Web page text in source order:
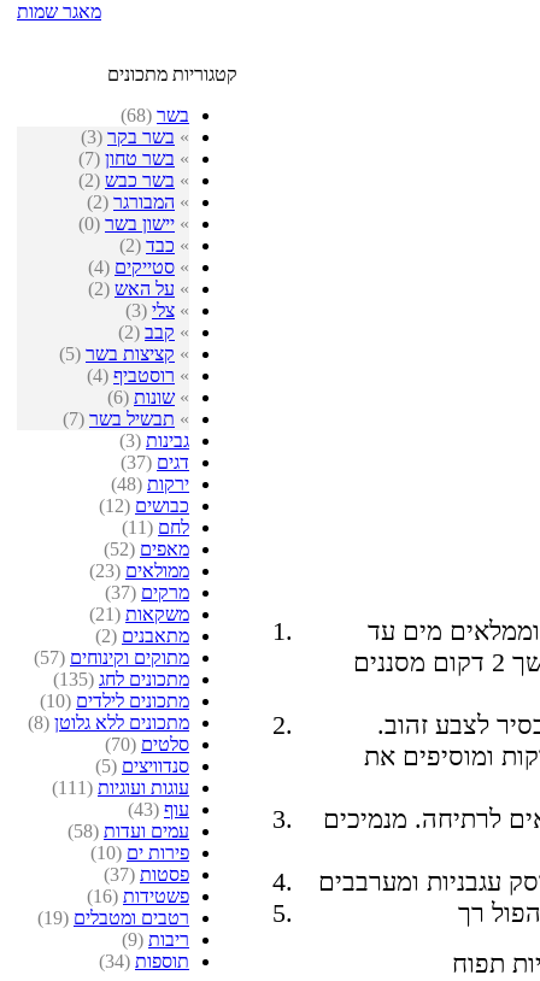
מאגר שמות
קטגוריות מתכונים
בשר (68)
» בשר בקר (3)
» בשר טחון (7)
» בשר כבש (2)
» המבורגר (2)
» יישון בשר (0)
» כבד (2)
» סטייקים (4)
» על האש (2)
» צלי (3)
» קבב (2)
» קציצות בשר (5)
» רוסטביף (4)
» שונות (6)
» תבשיל בשר (7)
גבינות (3)
דגים (37)
ירקות (48)
כבושים (12)
לחם (11)
מאפים (52)
ממולאים (23)
מרקים (37)
משקאות (21)
מתאבנים (2)
מתוקים וקינוחים (57)
מתכונים לחג (135)
מתכונים לילדים (10)
מתכונים ללא גלוטן (8)
סלטים (70)
סנדוויצים (5)
עוגות ועוגיות (111)
עוף (43)
עמים ועדות (58)
פירות ים (10)
פסטות (37)
פשטידות (16)
רטבים ומטבלים (19)
ריבות (9)
תוספות (34)
מים עד
לכיסוי הבשר. מרתיחים את הבשר למשך 2 דקום מסננים
לצבע זהוב.
ומוסיפים את
לרתיחה. מנמיכים
תפוח